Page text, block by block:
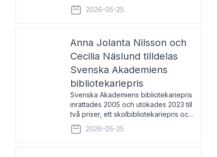
intresset hos unga människor för
svenska språket och litteraturen”.
Prisutdelning och samtal med
2026-05-25
Anna Jolanta Nilsson och
Cecilia Näslund tilldelas
Svenska Akademiens
bibliotekariepris
Svenska Akademiens bibliotekariepris
inrättades 2005 och utökades 2023 till
två priser, ett skolbibliotekariepris och
ett folkbibliotekariepris. Priserna skall
tilldelas bibliotekarier vid svenska folk-
och skolbibliotek som gjort värdefull
2026-05-25